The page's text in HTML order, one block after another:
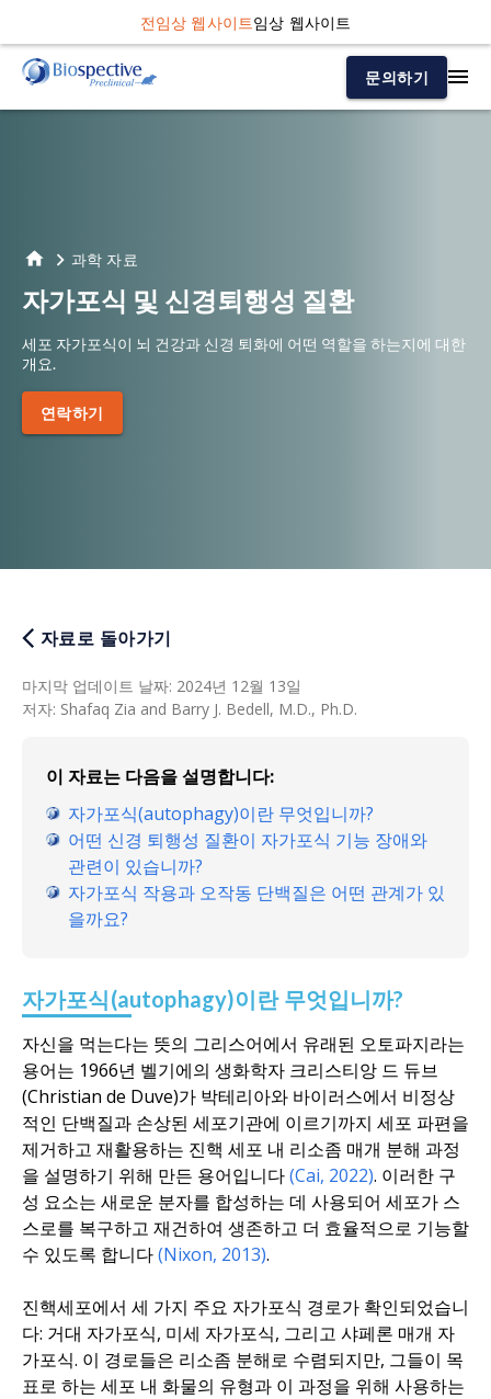
전임상 웹사이트임상 웹사이트
문의하기
과학 자료
자가포식 및 신경퇴행성 질환
세포 자가포식이 뇌 건강과 신경 퇴화에 어떤 역할을 하는지에 대한
개요.
연락하기
자료로 돌아가기
마지막 업데이트 날짜: 2024년 12월 13일
저자: Shafaq Zia and Barry J. Bedell, M.D., Ph.D.
이 자료는 다음을 설명합니다:
자가포식(autophagy)이란 무엇입니까?
어떤 신경 퇴행성 질환이 자가포식 기능 장애와
관련이 있습니까?
자가포식 작용과 오작동 단백질은 어떤 관계가 있
을까요?
자가포식(autophagy)이란 무엇입니까?
자신을 먹는다는 뜻의 그리스어에서 유래된 오토파지라는
용어는 1966년 벨기에의 생화학자 크리스티앙 드 듀브
(Christian de Duve)가 박테리아와 바이러스에서 비정상
적인 단백질과 손상된 세포기관에 이르기까지 세포 파편을
제거하고 재활용하는 진핵 세포 내 리소좀 매개 분해 과정
을 설명하기 위해 만든 용어입니다(Cai, 2022). 이러한 구
성 요소는 새로운 분자를 합성하는 데 사용되어 세포가 스
스로를 복구하고 재건하여 생존하고 더 효율적으로 기능할
수 있도록 합니다(Nixon, 2013).
진핵세포에서 세 가지 주요 자가포식 경로가 확인되었습니
다: 거대 자가포식, 미세 자가포식, 그리고 샤페론 매개 자
가포식. 이 경로들은 리소좀 분해로 수렴되지만, 그들이 목
표로 하는 세포 내 화물의 유형과 이 과정을 위해 사용하는